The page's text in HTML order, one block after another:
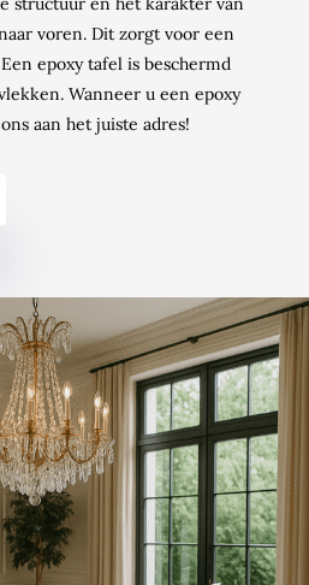
voren. Dit zorgt voor een
epoxy tafel is beschermd
Wanneer u een epoxy
aan het juiste adres!